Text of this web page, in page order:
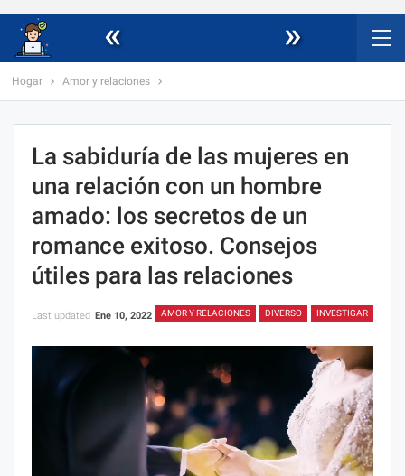
« »
Hogar Amor y relaciones
La sabiduría de las mujeres en
una relación con un hombre
amado: los secretos de un
romance exitoso. Consejos
útiles para las relaciones
AMOR Y RELACIONES DIVERSO INVESTIGAR
Last updated Ene 10, 2022